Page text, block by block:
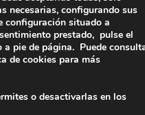
necesarias, configurando sus
configuración situado a
prestado, pulse el
a pie de página. Puede
de cookies para más
o desactivarlas en los